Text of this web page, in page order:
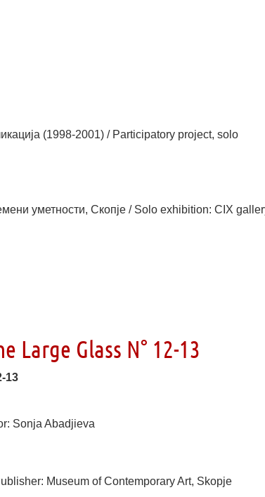
(1998-2001) / Participatory project, solo
уметности, Скопје / Solo exhibition: CIX
Large Glass N° 12-13
13
Sonja Abadjieva
Museum of Contemporary Art, Skopje